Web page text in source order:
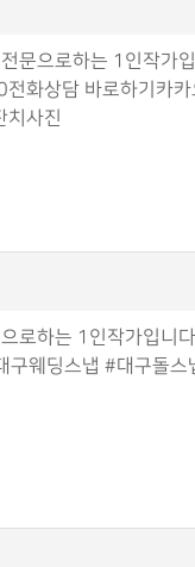
으로하는 1인작가
화상담 바로하기카
치사진
하는 1인작가입니
웨딩스냅 #대구돌